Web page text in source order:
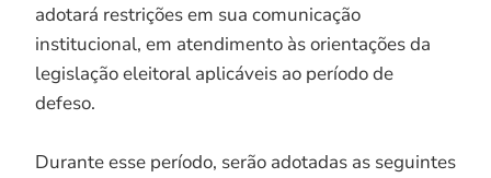
adotará restrições em sua comunicação
institucional, em atendimento às orientações da
legislação eleitoral aplicáveis ao período de
defeso.
Durante esse período, serão adotadas as seguintes